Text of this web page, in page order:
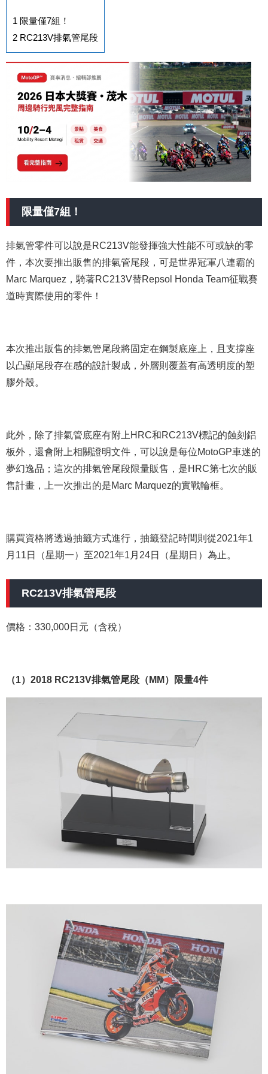
1
限量僅7組！
2 RC213V排氣管尾段
限量僅7組！
排氣管零件可以說是RC213V能發揮強大性能不可或缺的零
件，本次要推出販售的排氣管尾段，可是世界冠軍八連霸的
Marc Marquez，騎著RC213V替Repsol Honda Team征戰賽
道時實際使用的零件！
本次推出販售的排氣管尾段將固定在鋼製底座上，且支撐座
以凸顯尾段存在感的設計製成，外層則覆蓋有高透明度的塑
膠外殼。
此外，除了排氣管底座有附上HRC和RC213V標記的蝕刻鋁
板外，還會附上相關證明文件，可以說是每位MotoGP車迷的
夢幻逸品；這次的排氣管尾段限量販售，是HRC第七次的販
售計畫，上一次推出的是Marc Marquez的實戰輪框。
購買資格將透過抽籤方式進行，抽籤登記時間則從2021年1
月11日（星期一）至2021年1月24日（星期日）為止。
RC213V排氣管尾段
價格：330,000日元（含稅）
（1）2018 RC213V排氣管尾段（MM）限量4件